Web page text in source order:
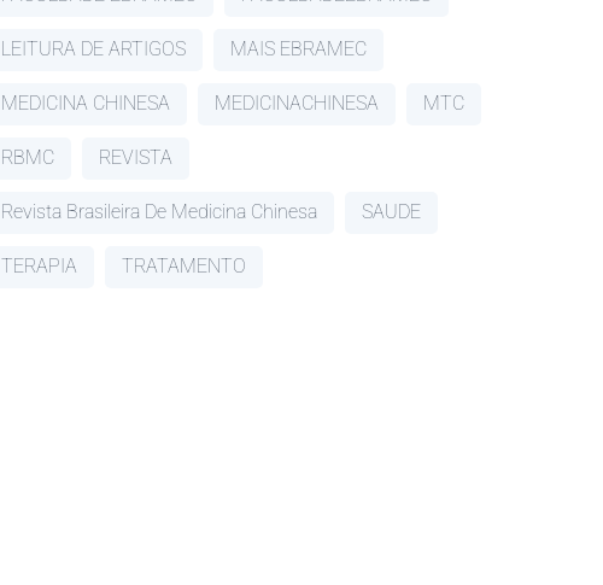
LEITURA DE ARTIGOS MAIS EBRAMEC
MEDICINA CHINESA MEDICINACHINESA MTC
RBMC REVISTA
Revista Brasileira De Medicina Chinesa SAUDE
TERAPIA TRATAMENTO